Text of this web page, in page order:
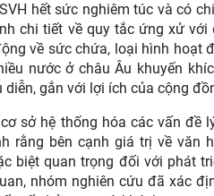
hết sức nghiêm túc và có
chi tiết về quy tắc ứng xử
về sức chứa, loại hình hoạt
nước ở châu Âu khuyến
diễn, gắn với lợi ích của cộng
sở hệ thống hóa các vấn đề
rằng bên cạnh giá trị về văn
biệt quan trọng đối với phát
nhóm nghiên cứu đã xác